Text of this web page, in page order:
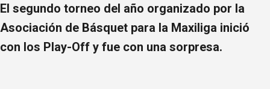
El segundo torneo del año organizado por la
Asociación de Básquet para la Maxiliga inició
con los Play-Off y fue con una sorpresa.